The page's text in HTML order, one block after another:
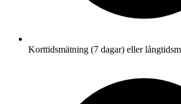
Korttidsmätning (7 dagar) eller